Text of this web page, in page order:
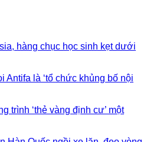
hàng chục học sinh kẹt dưới
Antifa là ‘tổ chức khủng bố nội
trình ‘thẻ vàng định cư’ một